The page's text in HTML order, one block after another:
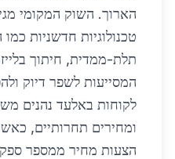
הארוך. השוק המקומי
טכנולוגיות חדשניות
תלת-ממדית, חיתוך
המסייעות לשפר דיוק
לקוחות באלעד נהנים
ומחירים תחרותיים,
הצעות מחיר ממספר